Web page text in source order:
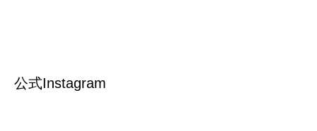
公式Instagram